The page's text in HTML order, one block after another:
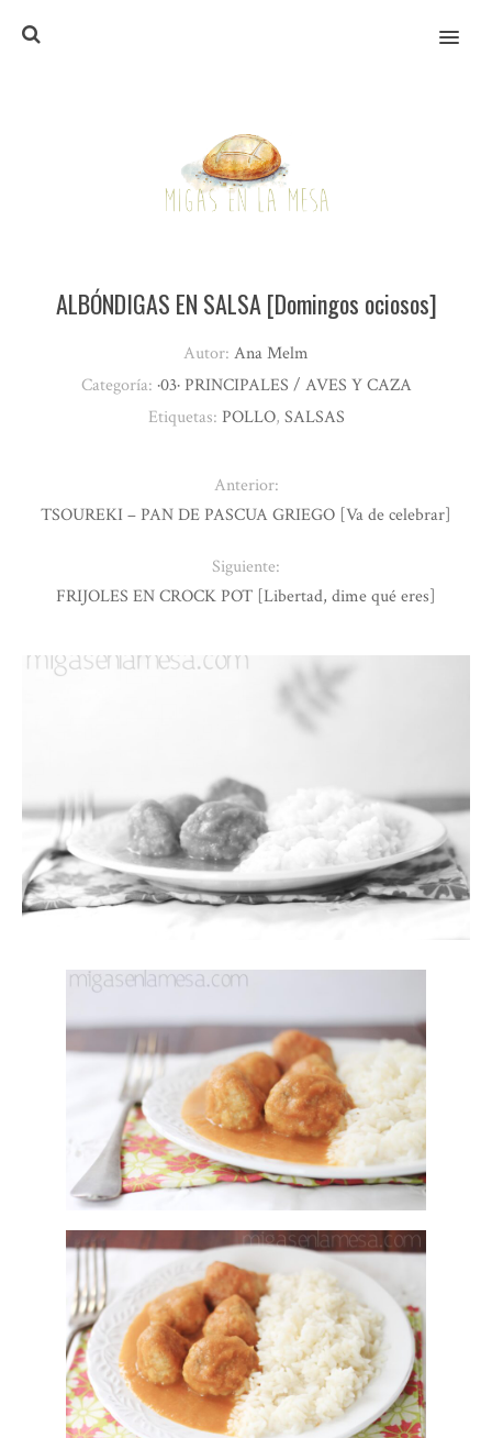
MENU
ALBÓNDIGAS EN SALSA [Domingos ociosos]
Autor: Ana Melm
Categoría: ·03· PRINCIPALES / AVES Y CAZA
Etiquetas: POLLO, SALSAS
Anterior:
TSOUREKI – PAN DE PASCUA GRIEGO [Va de celebrar]
Siguiente:
FRIJOLES EN CROCK POT [Libertad, dime qué eres]